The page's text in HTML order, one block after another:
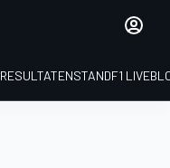
RESULTATENSTANDF1